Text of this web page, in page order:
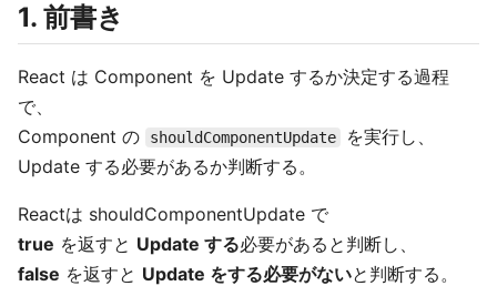
1. 前書き
React は Component を Update するか決定する過程
で、
Component の
shouldComponentUpdate
を実行し、
Update する必要があるか判断する。
Reactは shouldComponentUpdate で
true を返すと Update する必要があると判断し、
false を返すと Update をする必要がないと判断する。